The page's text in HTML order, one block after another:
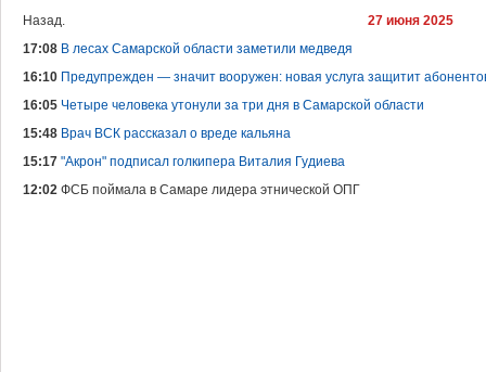
Назад.
27 июня 2025
17:08 В лесах Самарской области заметили медведя
16:10 Предупрежден — значит вооружен: новая услуга защитит
16:05 Четыре человека утонули за три дня в Самарской области
15:48 Врач ВСК рассказал о вреде кальяна
15:17 "Акрон" подписал голкипера Виталия Гудиева
12:02 ФСБ поймала в Самаре лидера этнической ОПГ